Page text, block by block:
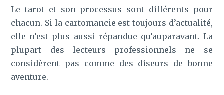
Le tarot et son processus sont différents pour
chacun. Si la cartomancie est toujours d’actualité,
elle n’est plus aussi répandue qu’auparavant. La
plupart des lecteurs professionnels ne se
considèrent pas comme des diseurs de bonne
aventure.